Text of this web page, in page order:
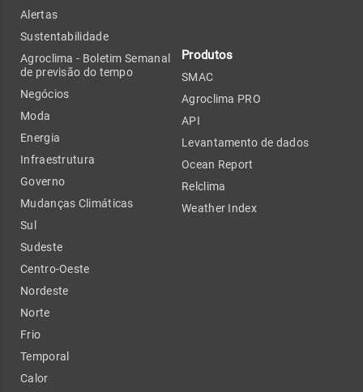
Alertas
Sustentabilidade
Agroclima - Boletim Semanal
de previsão do tempo
Negócios
Moda
Energia
Infraestrutura
Governo
Mudanças Climáticas
Sul
Sudeste
Centro-Oeste
Nordeste
Norte
Frio
Temporal
Calor
Produtos
SMAC
Agroclima PRO
API
Levantamento de dados
Ocean Report
Relclima
Weather Index